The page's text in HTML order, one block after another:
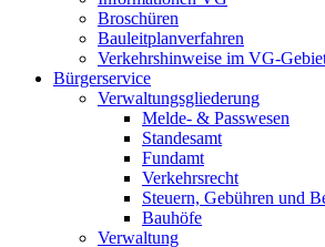
Broschüren
Bauleitplanverfahren
Verkehrshinweise im VG-
Bürgerservice
Verwaltungsgliederung
Melde- & Passwesen
Standesamt
Fundamt
Verkehrsrecht
Steuern, Gebühren und
Bauhöfe
Verwaltung